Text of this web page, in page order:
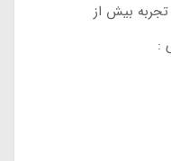
تجربه بیش از
: